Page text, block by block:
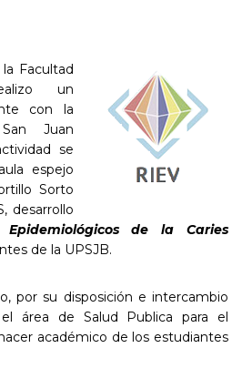
Facultad
un
con la
Juan
se
espejo
Sorto
desarrollo
Epidemiológicos de la Caries
de la UPSJB.
por su disposición e intercambio
área de Salud Publica para el
académico de los estudiantes